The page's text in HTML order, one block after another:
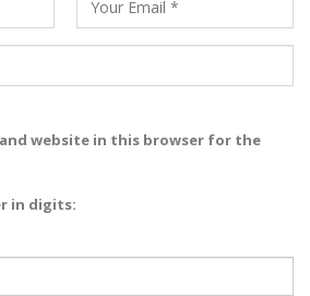
and website in this browser for the
in digits: